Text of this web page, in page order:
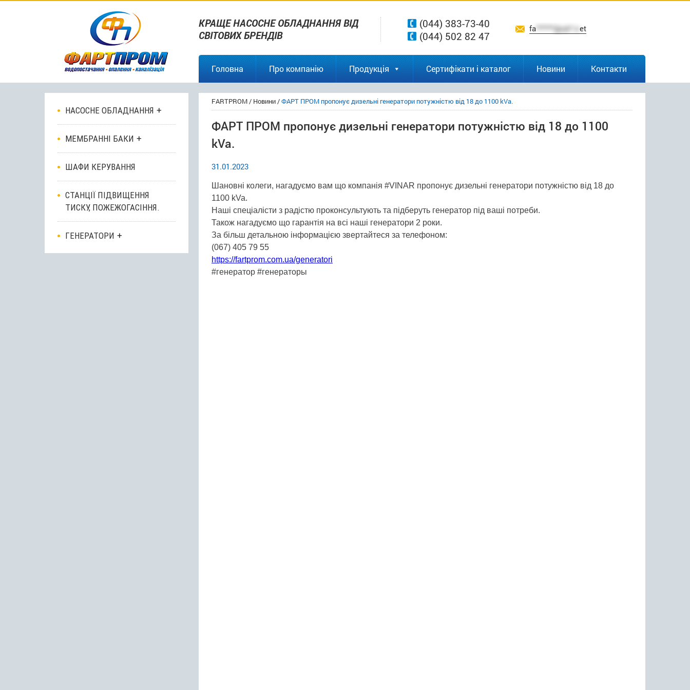
КРАЩЕ НАСОСНЕ ОБЛАДНАННЯ ВІД
СВІТОВИХ БРЕНДІВ
(044) 383-73-40
(044) 502 82 47
fa ******@uk*.n et
Головна Про компанію Продукція Сертифікати і каталог Новини Контакти
НАСОСНЕ ОБЛАДНАННЯ
МЕМБРАННІ БАКИ
ШАФИ КЕРУВАННЯ
СТАНЦІЇ ПІДВИЩЕННЯ
ТИСКУ, ПОЖЕЖОГАСІННЯ.
ГЕНЕРАТОРИ
FARTPROM/ Новини/ФАРТ ПРОМ пропонує дизельні генератори потужністю від 18 до 1100 kVa.
ФАРТ ПРОМ пропонує дизельні генератори потужністю від 18 до 1100
kVa.
31.01.2023
Шановні колеги, нагадуємо вам що компанія #VINAR пропонує дизельні генератори потужністю від 18 до
1100 kVa.
Наші спеціалісти з радістю проконсультують та підберуть генератор під ваші потреби.
Також нагадуємо що гарантія на всі наші генератори 2 роки.
За більш детальною інформацією звертайтеся за телефоном:
(067) 405 79 55
https://fartprom.com.ua/generatori
#генератор #генераторы